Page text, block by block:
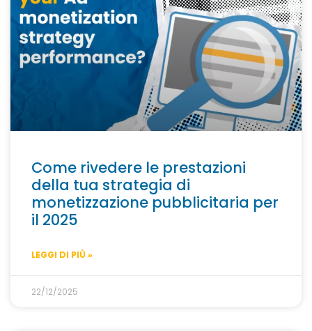
Come rivedere le prestazioni
della tua strategia di
monetizzazione pubblicitaria per
il 2025
LEGGI DI PIÙ »
22/12/2025